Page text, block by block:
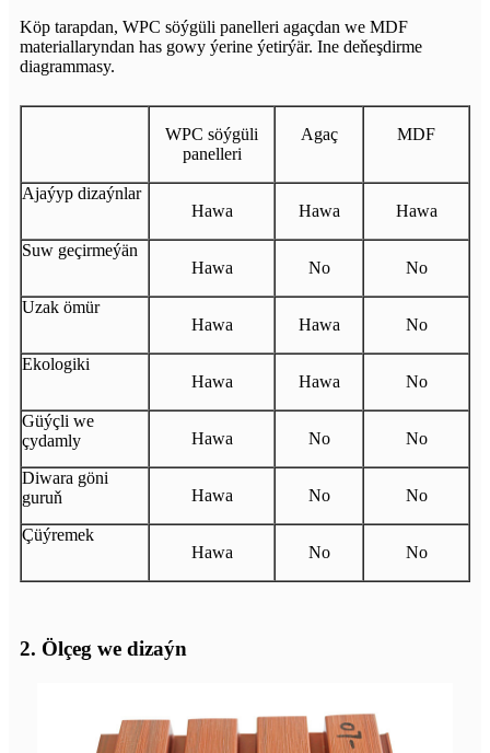
Köp tarapdan, WPC söýgüli panelleri agaçdan we MDF
materiallaryndan has gowy ýerine ýetirýär. Ine deňeşdirme
diagrammasy.
WPC söýgüli
panelleri
Agaç MDF
Ajaýyp dizaýnlar
Hawa
Hawa Hawa
Suw geçirmeýän
Hawa
No No
Uzak ömür
Hawa
Hawa No
Ekologiki
Hawa
Hawa No
Güýçli we
çydamly
Hawa No No
Diwara göni
guruň
Hawa No No
Çüýremek
Hawa
No No
2. Ölçeg we dizaýn